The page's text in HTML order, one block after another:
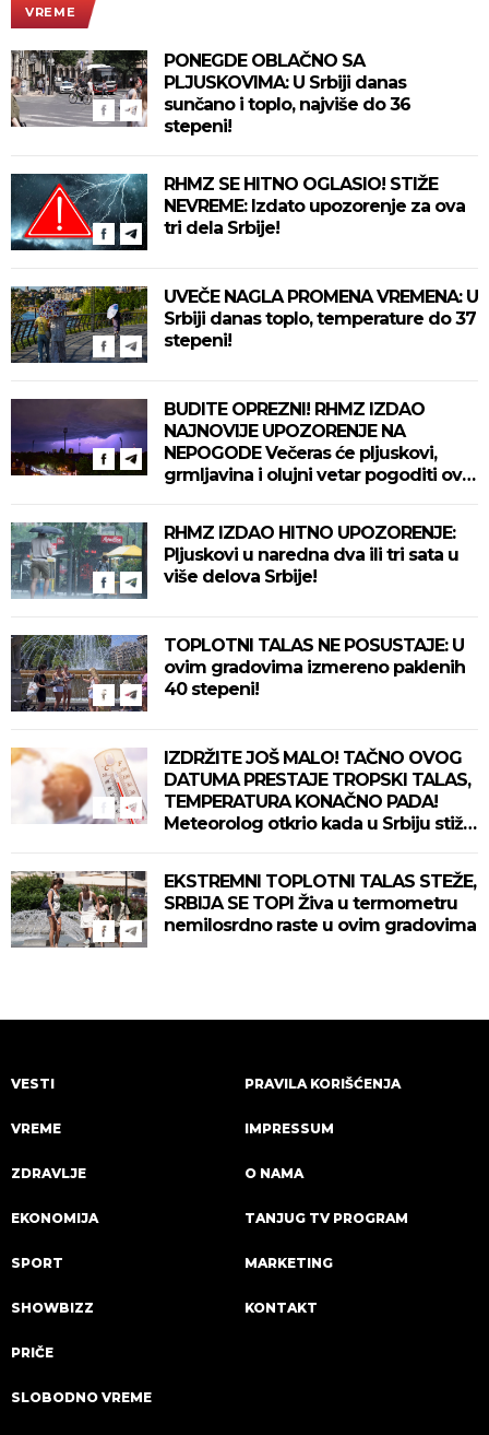
VREME
PONEGDE OBLAČNO SA
PLJUSKOVIMA: U Srbiji danas
sunčano i toplo, najviše do 36
stepeni!
RHMZ SE HITNO OGLASIO! STIŽE
NEVREME: Izdato upozorenje za ova
tri dela Srbije!
UVEČE NAGLA PROMENA VREMENA: U
Srbiji danas toplo, temperature do 37
stepeni!
BUDITE OPREZNI! RHMZ IZDAO
NAJNOVIJE UPOZORENJE NA
NEPOGODE Večeras će pljuskovi,
grmljavina i olujni vetar pogoditi ove
RHMZ IZDAO HITNO UPOZORENJE:
Pljuskovi u naredna dva ili tri sata u
više delova Srbije!
TOPLOTNI TALAS NE POSUSTAJE: U
ovim gradovima izmereno paklenih
40 stepeni!
IZDRŽITE JOŠ MALO! TAČNO OVOG
DATUMA PRESTAJE TROPSKI TALAS,
TEMPERATURA KONAČNO PADA!
Meteorolog otkrio kada u Srbiju stiže
EKSTREMNI TOPLOTNI TALAS STEŽE,
SRBIJA SE TOPI Živa u termometru
nemilosrdno raste u ovim gradovima
VESTI
VREME
ZDRAVLJE
EKONOMIJA
SPORT
SHOWBIZZ
PRIČE
SLOBODNO VREME
PRAVILA KORIŠĆENJA
IMPRESSUM
O NAMA
TANJUG TV PROGRAM
MARKETING
KONTAKT